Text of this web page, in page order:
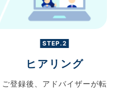
STEP.2
ヒアリング
ご登録後、 アドバイザーが転